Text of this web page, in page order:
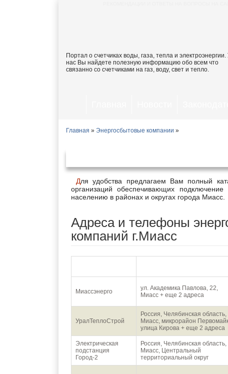
Портал о счетчиках воды, газа, тепла и электроэнергии.
нас Вы найдете полезную информацию обо всем что
связанно со счетчиками на газ, воду, свет и тепло.
Главная » Энергосбытовые компании »
Для удобства предлагаем Вам полный каталог адресов и телефонов энергосбытовых компаний и
организаций обеспечивающих
населению в районах и округах города Миасс.
Адреса и телефоны
компаний г.Миасс
Миассэнерго
ул. Академика Павлова, 22,
Миасс + еще 2 адреса
УралТеплоСтрой
Россия, Челябинская область,
Миасс, микрорайон
улица Кирова + еще 2 адреса
Электрическая
подстанция
Город-2
Россия, Челябинская область,
Миасс, Центральный
территориальный округ